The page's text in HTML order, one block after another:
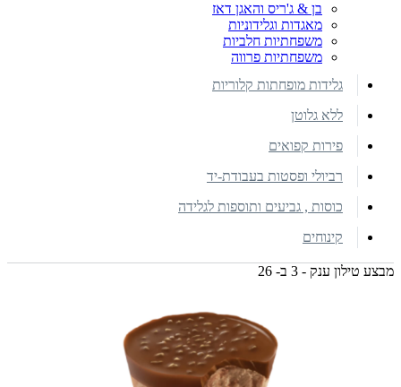
בן & ג'ריס והאגן דאז
מאגדות וגלידוניות
משפחתיות חלביות
משפחתיות פרווה
גלידות מופחתות קלוריות
ללא גלוטן
פירות קפואים
רביולי ופסטות בעבודת-יד
כוסות , גביעים ותוספות לגלידה
קינוחים
מבצע טילון ענק - 3 ב- 26